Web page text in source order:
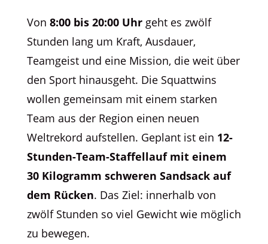
Von 8:00 bis 20:00 Uhrgeht es zwölf
Stunden lang um Kraft, Ausdauer,
Teamgeist und eine Mission, die weit über
den Sport hinausgeht. Die Squattwins
wollen gemeinsam mit einem starken
Team aus der Region einen neuen
Weltrekord aufstellen. Geplant ist ein 12-
Stunden-Team-Staffellauf mit einem
30 Kilogramm schweren Sandsack auf
dem Rücken. Das Ziel: innerhalb von
zwölf Stunden so viel Gewicht wie möglich
zu bewegen.